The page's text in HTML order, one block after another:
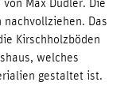
Das
Kirschholzböden
welches
gestaltet ist.